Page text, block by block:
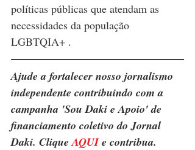
políticas públicas que atendam as
necessidades da população
LGBTQIA+ .
Ajude a fortalecer nosso jornalismo
independente contribuindo com a
campanha 'Sou Daki e Apoio' de
financiamento coletivo do Jornal
Daki. Clique AQUI e contribua.